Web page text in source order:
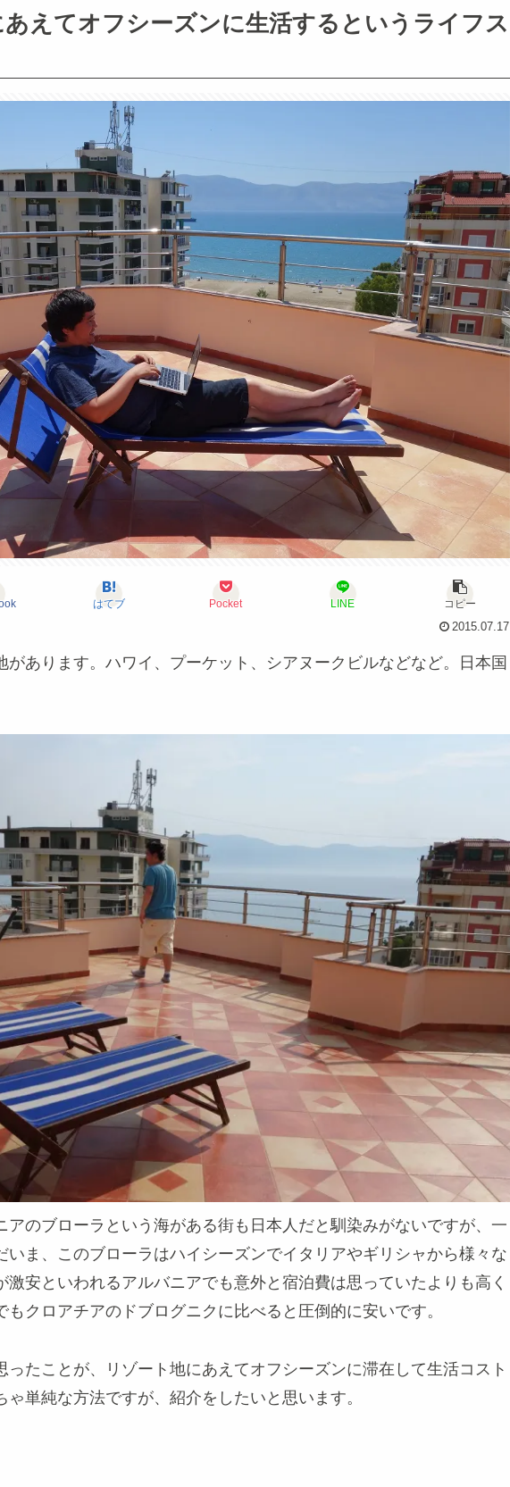
えてオフシーズンに生活するというライフス
はてブ Pocket LINE
コピー
2015.07.17
があります。ハワイ、プーケット、シアヌークビルなどなど。日本国
アのブローラという海がある街も日本人だと馴染みがないですが、一
いま、このブローラはハイシーズンでイタリアやギリシャから様々な
安といわれるアルバニアでも意外と宿泊費は思っていたよりも高く
クロアチアのドブログニクに比べると圧倒的に安いです。
ったことが、リゾート地にあえてオフシーズンに滞在して生活コスト
単純な方法ですが、紹介をしたいと思います。